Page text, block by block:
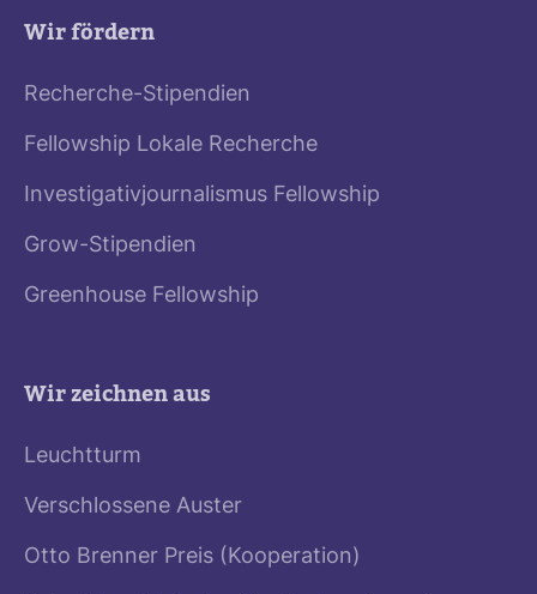
Wir fördern
Recherche-Stipendien
Fellowship Lokale Recherche
Investigativjournalismus Fellowship
Grow-Stipendien
Greenhouse Fellowship
Wir zeichnen aus
Leuchtturm
Verschlossene Auster
Otto Brenner Preis (Kooperation)